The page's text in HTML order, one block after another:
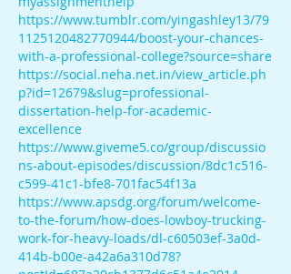
https://www.tumblr.com/yingashley13/79
1125120482770944/boost-your-chances-
with-a-professional-college?source=share
https://social.neha.net.in/view_article.ph
p?id=12679&slug=professional-
dissertation-help-for-academic-
excellence
https://www.giveme5.co/group/discussio
ns-about-episodes/discussion/8dc1c516-
c599-41c1-bfe8-701fac54f13a
https://www.apsdg.org/forum/welcome-
to-the-forum/how-does-lowboy-trucking-
work-for-heavy-loads/dl-c60503ef-3a0d-
414b-b00e-a42a6a310d78?